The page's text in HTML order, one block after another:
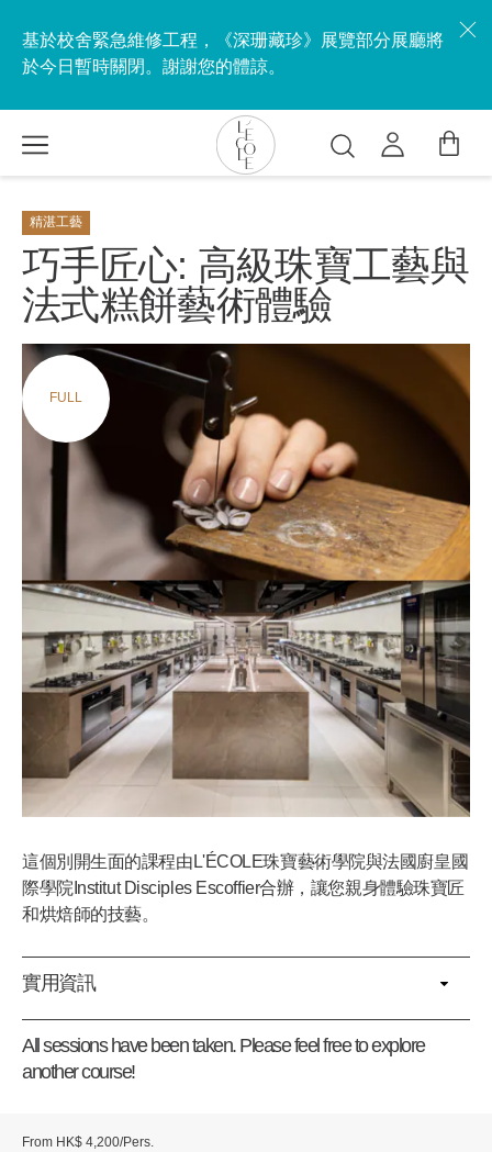
基於校舍緊急維修工程，《深珊藏珍》展覽部分展廳將
於今日暫時關閉。謝謝您的體諒。
of
Jewelry
Arts
logo
搜
尋
精湛工藝
巧手匠心: 高級珠寶工藝與
法式糕餅藝術體驗
FULL
這個別開生面的課程由L'ÉCOLE珠寶藝術學院與法國廚皇國
際學院Institut Disciples Escoffier合辦，讓您親身體驗珠寶匠
和烘焙師的技藝。
實用資訊
All sessions have been taken. Please feel free to explore
another course!
From HK$ 4,200/Pers.